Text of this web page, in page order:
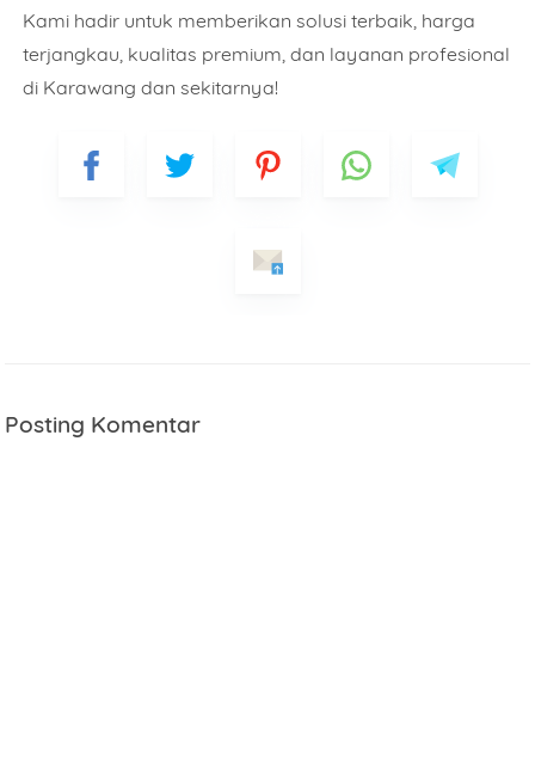
Kami hadir untuk memberikan solusi terbaik, harga
terjangkau, kualitas premium, dan layanan profesional
di Karawang dan sekitarnya!
Posting Komentar